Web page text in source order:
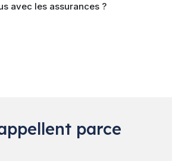
avec les assurances ?
parce